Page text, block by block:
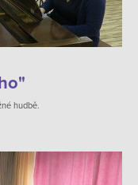
hudbě.